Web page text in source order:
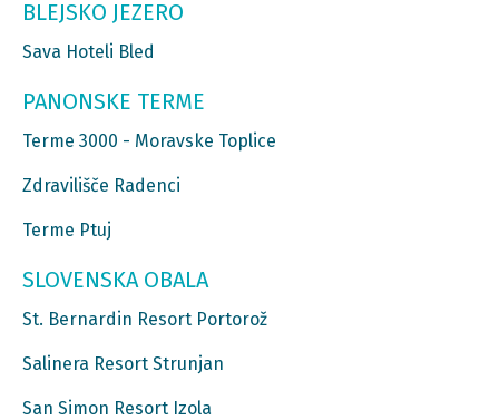
BLEJSKO JEZERO
Sava Hoteli Bled
PANONSKE TERME
Terme 3000 - Moravske Toplice
Zdravilišče Radenci
Terme Ptuj
SLOVENSKA OBALA
St. Bernardin Resort Portorož
Salinera Resort Strunjan
San Simon Resort Izola